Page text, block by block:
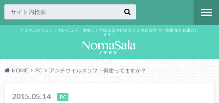
デジタルガジェットのレビュー、美味しくて唸る店の紹介など人生に役立つ一次情報をお届けし
ます！
HOME PC アンチウイルスソフト何使ってますか？
2015.05.14 PC